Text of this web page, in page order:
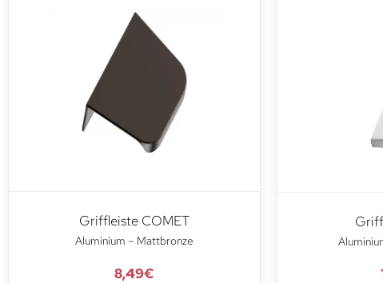
Griffleiste COMET
Aluminium – Mattbronze
8,49€